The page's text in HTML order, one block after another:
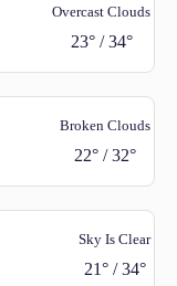
Overcast Clouds
23°/34°
Broken Clouds
22°/32°
Sky Is Clear
21°/34°